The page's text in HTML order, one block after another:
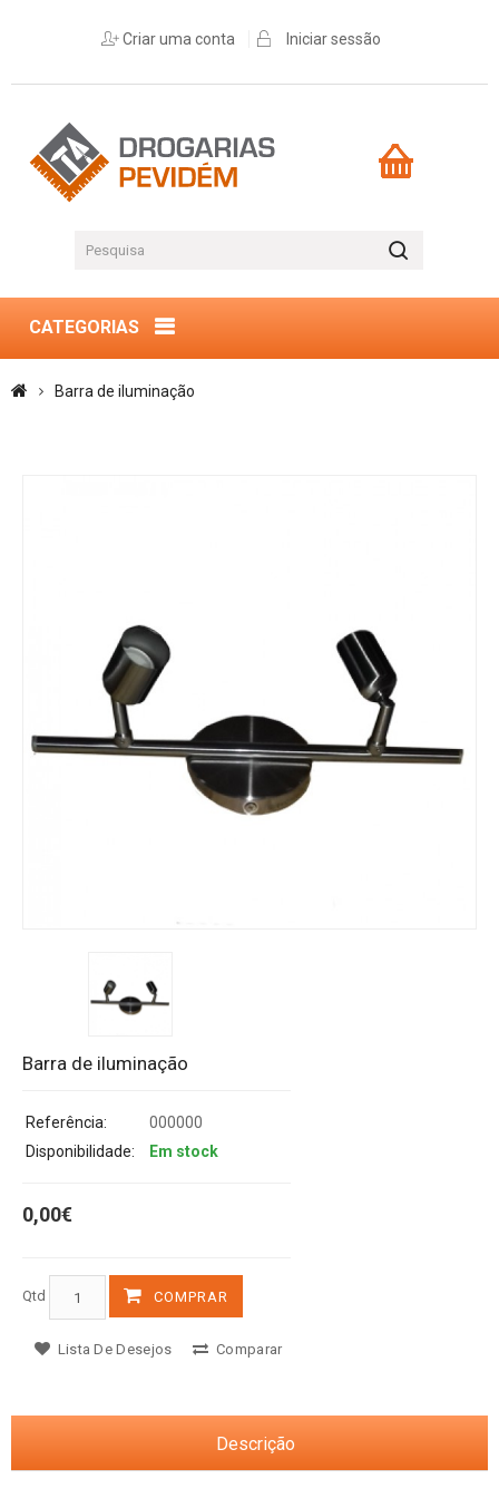
Criar uma conta Iniciar sessão
CATEGORIAS
Barra de iluminação
Barra de iluminação
Referência:
000000
Disponibilidade:
Em stock
0,00€
Qtd COMPRAR
Lista De Desejos Comparar
Descrição